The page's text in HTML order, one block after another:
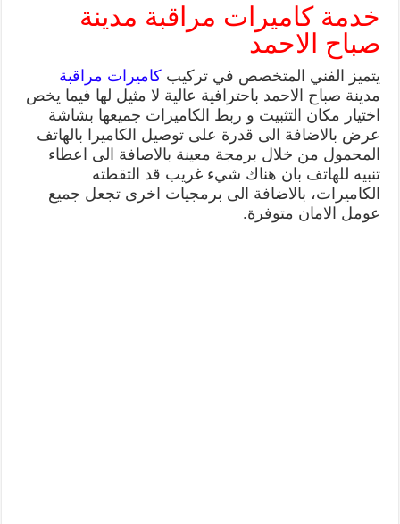
خدمة كاميرات مراقبة مدينة
صباح الاحمد
يتميز الفني المتخصص في تركيبكاميرات مراقبة
مدينة صباح الاحمد باحترافية عالية لا مثيل لها فيما يخص
اختيار مكان التثبيت و ربط الكاميرات جميعها بشاشة
عرض بالاضافة الى قدرة على توصيل الكاميرا بالهاتف
المحمول من خلال برمجة معينة بالاصافة الى اعطاء
تنبيه للهاتف بان هناك شيء غريب قد التقطته
الكاميرات، بالاضافة الى برمجيات اخرى تجعل جميع
عومل الامان متوفرة.